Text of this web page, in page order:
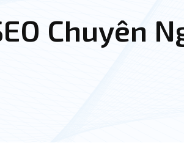
Chuyên